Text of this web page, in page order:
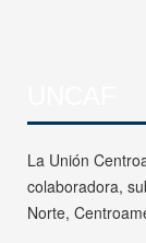
La Unión
colaboradora,
Norte,